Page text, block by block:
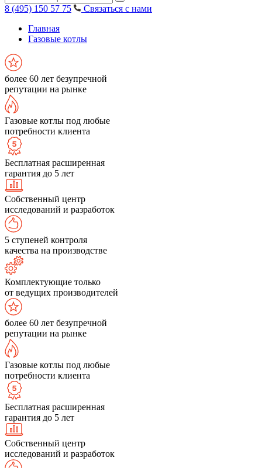
8 (495) 150 57 75
Связаться с нами
Главная
Газовые котлы
более 60 лет безупречной
репутации на рынке
Газовые котлы под любые
потребности клиента
Бесплатная расширенная
гарантия до 5 лет
Собственный центр
исследований и разработок
5 ступеней контроля
качества на производстве
Комплектующие только
от ведущих производителей
более 60 лет безупречной
репутации на рынке
Газовые котлы под любые
потребности клиента
Бесплатная расширенная
гарантия до 5 лет
Собственный центр
исследований и разработок